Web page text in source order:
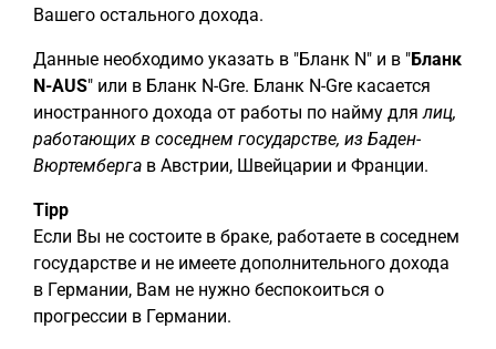
Вашего остального дохода.
Данные необходимо указать в "Бланк N" и в "Бланк
N-AUS" или в Бланк N-Gre. Бланк N-Gre касается
иностранного дохода от работы по найму длялиц,
работающих в соседнем государстве, из Баден-
Вюртемберга в Австрии, Швейцарии и Франции.
Tipp
Если Вы не состоите в браке, работаете в соседнем
государстве и не имеете дополнительного дохода
в Германии, Вам не нужно беспокоиться о
прогрессии в Германии.